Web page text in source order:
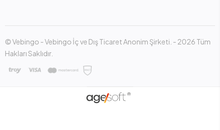
© Vebingo - Vebingo İç ve Dış Ticaret Anonim Şirketi. - 2026 Tüm
Hakları Saklıdır.